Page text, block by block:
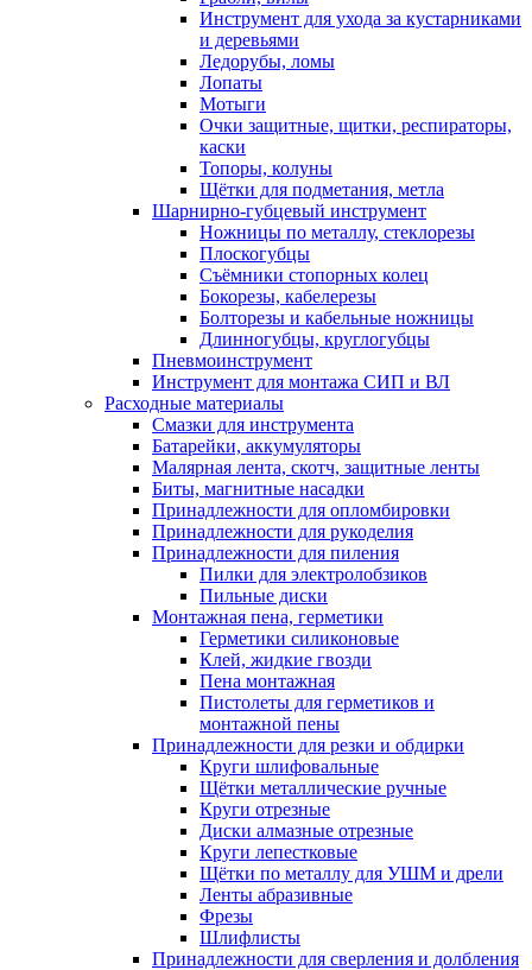
Инструмент для ухода за кустарниками
и деревьями
Ледорубы, ломы
Лопаты
Мотыги
Очки защитные, щитки, респираторы,
каски
Топоры, колуны
Щётки для подметания, метла
Шарнирно-губцевый инструмент
Ножницы по металлу, стеклорезы
Плоскогубцы
Съёмники стопорных колец
Бокорезы, кабелерезы
Болторезы и кабельные ножницы
Длинногубцы, круглогубцы
Пневмоинструмент
Инструмент для монтажа СИП и ВЛ
Расходные материалы
Смазки для инструмента
Батарейки, аккумуляторы
Малярная лента, скотч, защитные ленты
Биты, магнитные насадки
Принадлежности для опломбировки
Принадлежности для рукоделия
Принадлежности для пиления
Пилки для электролобзиков
Пильные диски
Монтажная пена, герметики
Герметики силиконовые
Клей, жидкие гвозди
Пена монтажная
Пистолеты для герметиков и
монтажной пены
Принадлежности для резки и обдирки
Круги шлифовальные
Щётки металлические ручные
Круги отрезные
Диски алмазные отрезные
Круги лепестковые
Щётки по металлу для УШМ и дрели
Ленты абразивные
Фрезы
Шлифлисты
Принадлежности для сверления и долбления